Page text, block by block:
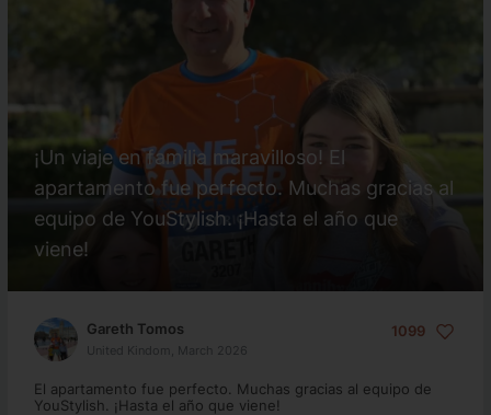
¡Un viaje en familia maravilloso! El
apartamento fue perfecto. Muchas gracias al
equipo de YouStylish. ¡Hasta el año que
viene!
Gareth Tomos 1099
United Kindom, March 2026
El apartamento fue perfecto. Muchas gracias al equipo de
YouStylish. ¡Hasta el año que viene!